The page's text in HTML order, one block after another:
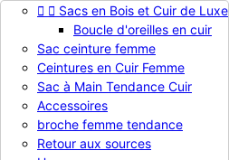
Appelez-nous :0786510612
EUR € 
EUR €
RUB RUB
Connexion
shopping_cart Panier (0)
  Sacs en Bois et Cuir de Luxe
Boucle d'oreilles en cuir
Sac ceinture femme
Ceintures en Cuir Femme
Sac à Main Tendance Cuir
Accessoires
broche femme tendance
Retour aux sources